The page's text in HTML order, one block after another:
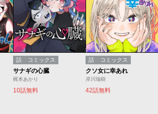
話 コミックス
サナギの心臓
梶本あかり
10話無料
話 コミックス
クソ女に幸あれ
岸川瑞樹
42話無料